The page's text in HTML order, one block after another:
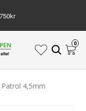
0
Patrol 4,5mm